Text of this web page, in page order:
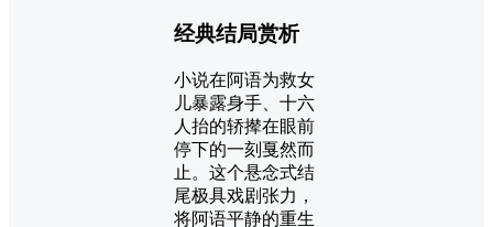
经典结局赏析
小说在阿语为救女
儿暴露身手、十六
人抬的轿撵在眼前
停下的一刻戛然而
止。这个悬念式结
尾极具戏剧张力，
将阿语平静的重生